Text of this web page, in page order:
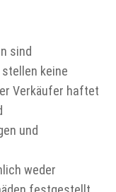
sind
keine
Verkäufer haftet
und
weder